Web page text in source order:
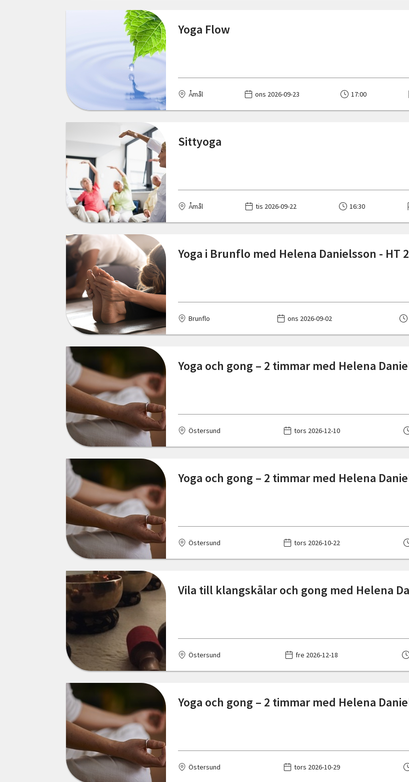
Östersund
Yoga Flow
Åmål ons 2026-09-23 17:00
Sittyoga
Åmål tis 2026-09-22 16:30
Yoga i Brunflo med Helena Danielsson - HT
Brunflo ons 2026-09-02
Yoga och gong – 2 timmar med Helena
Östersund tors 2026-12-10
Yoga och gong – 2 timmar med Helena
Östersund tors 2026-10-22
Vila till klangskålar och gong med Helena
Östersund fre 2026-12-18
Yoga och gong – 2 timmar med Helena
Östersund tors 2026-10-29